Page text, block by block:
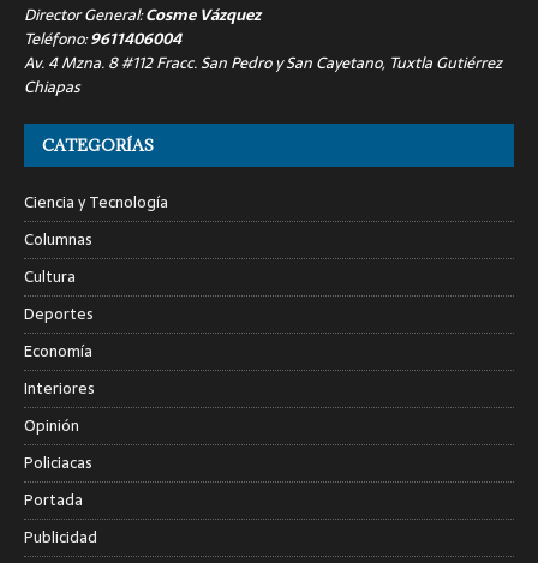
Director General:Cosme Vázquez
Teléfono:9611406004
Av. 4 Mzna. 8 #112 Fracc. San Pedro y San Cayetano, Tuxtla Gutiérrez
Chiapas
CATEGORÍAS
Ciencia y Tecnología
Columnas
Cultura
Deportes
Economía
Interiores
Opinión
Policiacas
Portada
Publicidad